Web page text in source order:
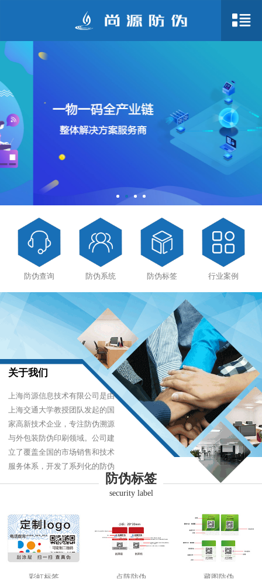
防伪查询 防伪系统 防伪标签 行业案例
关于我们
上海尚源信息技术有限公司是由
上海交通大学教授团队发起的国
家高新技术企业，专注防伪溯源
与外包装防伪印刷领域。公司建
立了覆盖全国的市场销售和技术
服务体系，开发了系列化的防伪
产品，以难仿制、易识别、优成
本的技术，经受住了市场的严酷
防伪标签
security label
彩虹标签 点阵防伪 藏图防伪